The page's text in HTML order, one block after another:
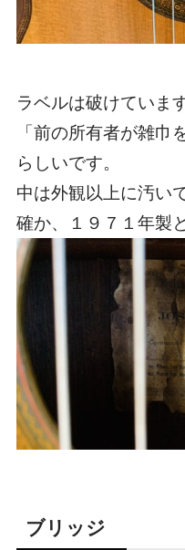
ラベルは破けています
「前の所有者が雑巾
らしいです。
中は外観以上に汚い
確か、１９７１年製
ブリッジ